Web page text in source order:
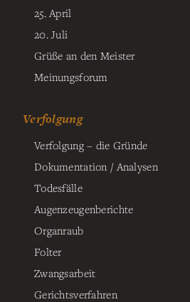
25. April
20. Juli
Grüße an den Meister
Meinungsforum
Verfolgung
Verfolgung – die Gründe
Dokumentation / Analysen
Todesfälle
Augenzeugenberichte
Organraub
Folter
Zwangsarbeit
Gerichtsverfahren